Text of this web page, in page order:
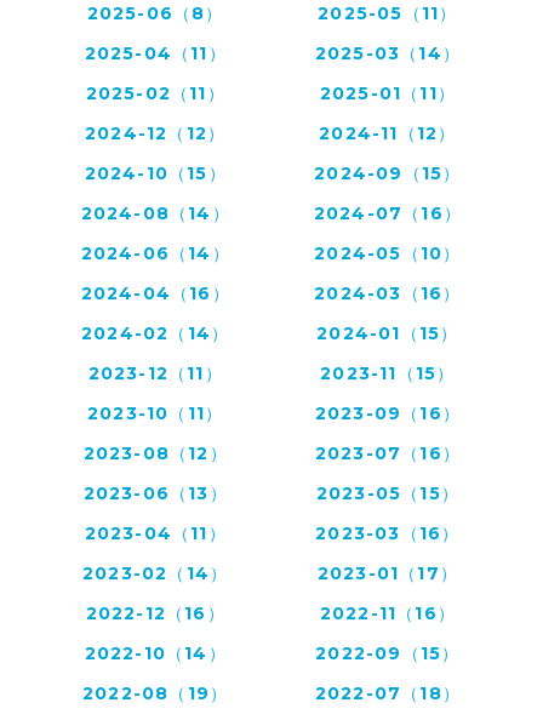
2025-06（8）
2025-05（11）
2025-04（11）
2025-03（14）
2025-02（11）
2025-01（11）
2024-12（12）
2024-11（12）
2024-10（15）
2024-09（15）
2024-08（14）
2024-07（16）
2024-06（14）
2024-05（10）
2024-04（16）
2024-03（16）
2024-02（14）
2024-01（15）
2023-12（11）
2023-11（15）
2023-10（11）
2023-09（16）
2023-08（12）
2023-07（16）
2023-06（13）
2023-05（15）
2023-04（11）
2023-03（16）
2023-02（14）
2023-01（17）
2022-12（16）
2022-11（16）
2022-10（14）
2022-09（15）
2022-08（19）
2022-07（18）